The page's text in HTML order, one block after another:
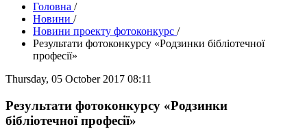
Головна /
Новини /
Новини проекту фотоконкурс /
Результати фотоконкурсу «Родзинки бібліотечної
професії»
Thursday, 05 October 2017 08:11
Результати фотоконкурсу «Родзинки
бібліотечної професії»